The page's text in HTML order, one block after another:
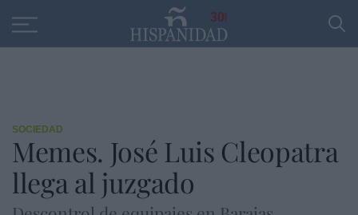
30
SOCIEDAD
Memes. José Luis Cleopatra
llega al juzgado